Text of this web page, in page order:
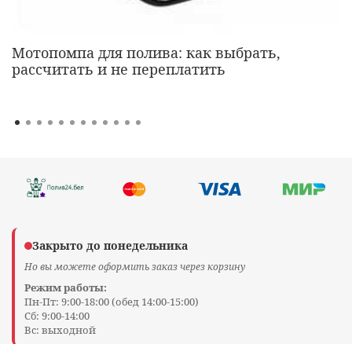
Мотопомпа для полива: как выбрать,
рассчитать и не переплатить
Закрыто до понедельника
Но вы можете оформить заказ через корзину
Режим работы:
Пн-Пт: 9:00-18:00 (обед 14:00-15:00)
Сб: 9:00-14:00
Вс: выходной